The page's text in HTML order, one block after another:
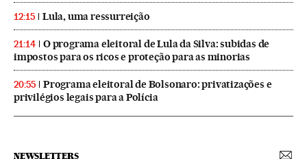
12:15 Lula, uma ressurreição
21:14
O programa eleitoral de Lula da Silva: subidas de
impostos para os ricos e proteção para as minorias
20:55
Programa eleitoral de Bolsonaro: privatizações e
privilégios legais para a Polícia
NEWSLETTERS